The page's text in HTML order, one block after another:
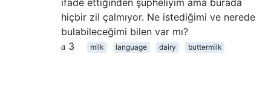
ifade ettiğinden şüpheliyim ama burada
hiçbir zil çalmıyor. Ne istediğimi ve nerede
bulabileceğimi bilen var mı?
3
milk language dairy buttermilk